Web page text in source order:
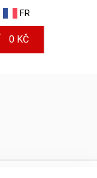
FR
0 KČ